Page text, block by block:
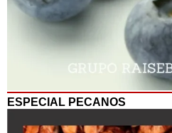
ESPECIAL PECANOS